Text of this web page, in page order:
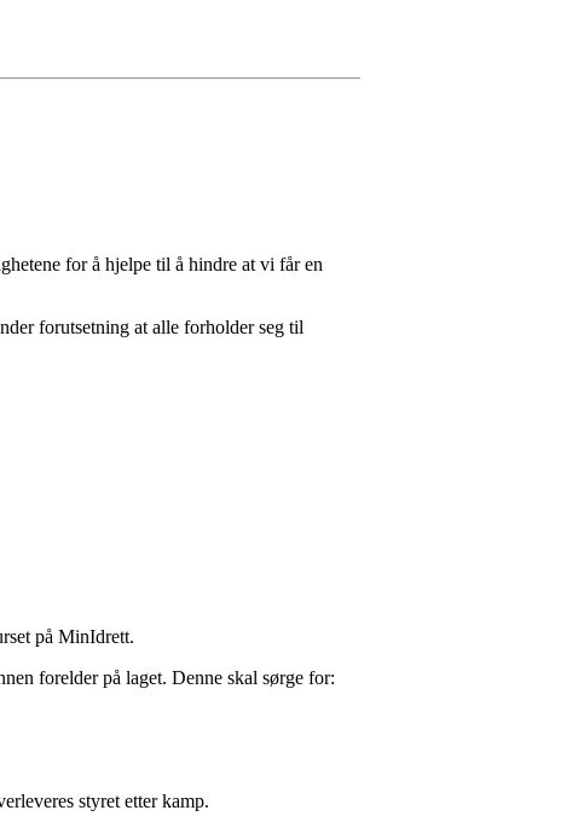
for å hjelpe til å hindre at vi får en
forutsetning at alle forholder seg til
på MinIdrett.
forelder på laget. Denne skal sørge for:
styret etter kamp.